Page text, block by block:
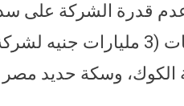
قدرة الشركة على
وسكة حديد مصر 231 مليون جنيه).